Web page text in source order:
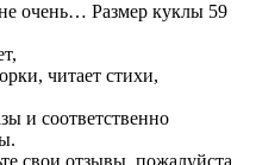
очень… Размер куклы 59
читает стихи,
и соответственно
свои отзывы, пожалуйста.